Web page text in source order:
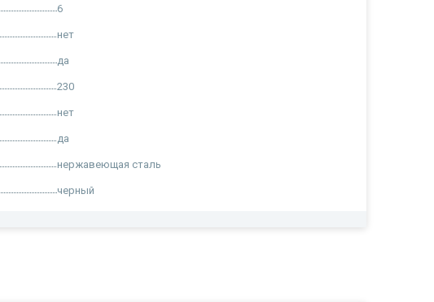
6
нет
да
230
нет
да
нержавеющая сталь
черный